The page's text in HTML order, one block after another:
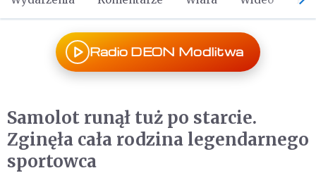
Radio DEON Modlitwa
Samolot runął tuż po starcie.
Zginęła cała rodzina legendarnego
sportowca